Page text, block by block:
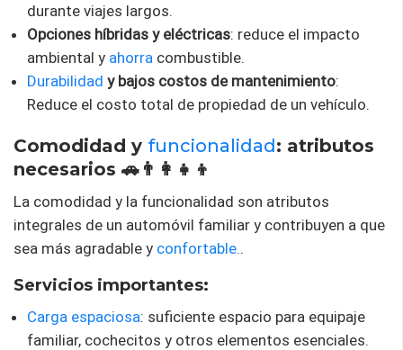
durante viajes largos.
Opciones híbridas y eléctricas: reduce el impacto
ambiental y ahorra combustible.
Durabilidad y bajos costos de mantenimiento:
Reduce el costo total de propiedad de un vehículo.
Comodidad y funcionalidad: atributos
necesarios 🚗👨‍👩‍👧‍👦
La comodidad y la funcionalidad son atributos
integrales de un automóvil familiar y contribuyen a que
sea más agradable y confortable..
Servicios importantes:
Carga espaciosa: suficiente espacio para equipaje
familiar, cochecitos y otros elementos esenciales.